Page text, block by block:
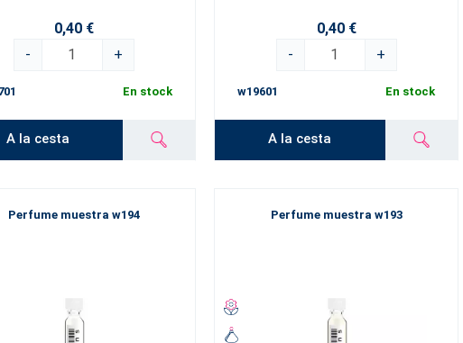
0,40 €
-
+
En stock
A la cesta
0,40 €
-
+
w19601 En stock
A la cesta
Perfume muestra w194 Perfume muestra w193